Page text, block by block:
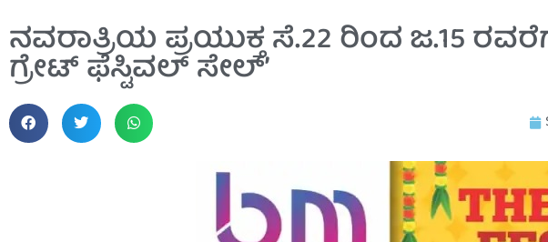
ನವರಾತ್ರಿಯ ಪ್ರಯುಕ್ತ ಸೆ.22 ರಿಂದ ಜ.15
ಗ್ರೇಟ್ ಫೆಸ್ಟಿವಲ್ ಸೇಲ್’